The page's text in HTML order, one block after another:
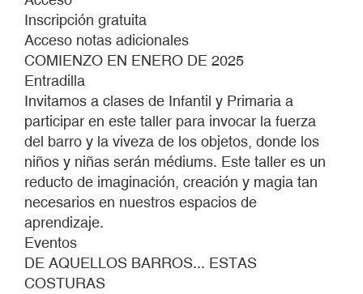
AQUELLOS
BARROS...
ESTAS
Inscripción gratuita
Acceso notas adicionales
COMIENZO EN ENERO DE 2025
Entradilla
Invitamos a clases de Infantil y Primaria a
participar en este taller para invocar la fuerza
del barro y la viveza de los objetos, donde los
niños y niñas serán médiums. Este taller es un
reducto de imaginación, creación y magia tan
necesarios en nuestros espacios de
aprendizaje.
Eventos
DE AQUELLOS BARROS... ESTAS
COSTURAS